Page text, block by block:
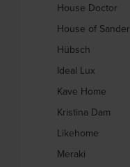
House Doctor
House of Sander
Hübsch
Ideal Lux
Kave Home
Kristina Dam
Likehome
Meraki